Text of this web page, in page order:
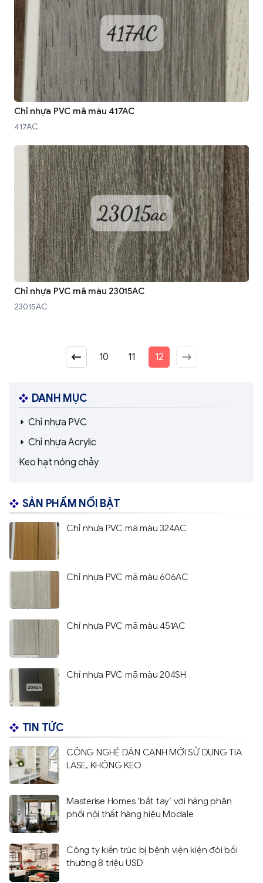
Chỉ nhựa PVC mã màu 417AC
417AC
Chỉ nhựa PVC mã màu 23015AC
23015AC
10 11 12
DANH MỤC
Chỉ nhựa PVC
Chỉ nhựa Acrylic
Keo hạt nóng chảy
SẢN PHẨM NỔI BẬT
Chỉ nhựa PVC mã màu 324AC
Chỉ nhựa PVC mã màu 606AC
Chỉ nhựa PVC mã màu 451AC
Chỉ nhựa PVC mã màu 204SH
TIN TỨC
CÔNG NGHỆ DÁN CẠNH MỚI SỬ DỤNG TIA
LASE, KHÔNG KEO
Masterise Homes ‘bắt tay’ với hãng phân
phối nội thất hàng hiệu Modale
Công ty kiến trúc bị bệnh viện kiện đòi bồi
thường 8 triệu USD